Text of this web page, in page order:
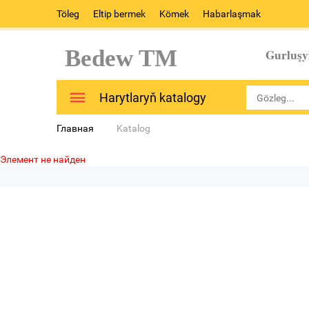
Töleg Eltip bermek Kömek Habarlaşmak
Bedew TM
Harytlaryň katalogy
Главная Katalog
Элемент не найден